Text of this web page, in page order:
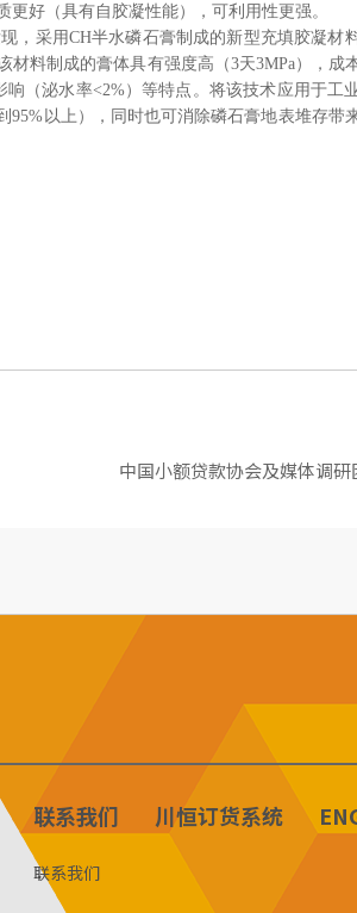
好（具有自胶凝性能），可利用性更强。
，采用CH半水磷石膏制成的新型充填胶凝材
料制成的膏体具有强度高（3天3MPa），成
（泌水率<2%）等特点。将该技术应用于工
以上），同时也可消除磷石膏地表堆存带
中国小额贷款协会及媒体调
联系我们
联系我们
川恒订货系统